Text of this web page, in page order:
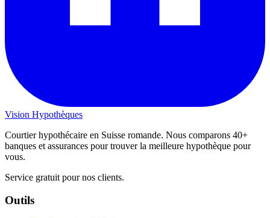
Vision Hypothèques
Courtier hypothécaire en Suisse romande. Nous comparons 40+
banques et assurances pour trouver la meilleure hypothèque pour
vous.
Service gratuit pour nos clients.
Outils